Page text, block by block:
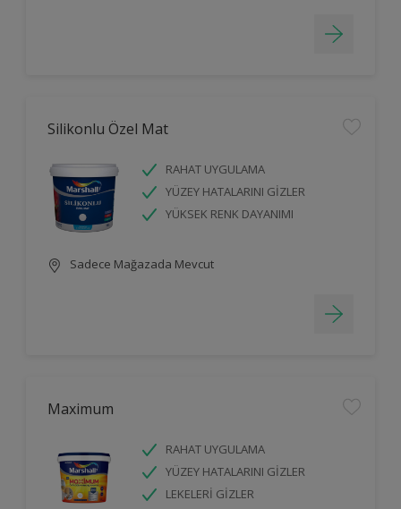
Silikonlu Özel Mat
RAHAT UYGULAMA
YÜZEY HATALARINI GİZLER
YÜKSEK RENK DAYANIMI
Sadece Mağazada Mevcut
Maximum
RAHAT UYGULAMA
YÜZEY HATALARINI GİZLER
LEKELERİ GİZLER